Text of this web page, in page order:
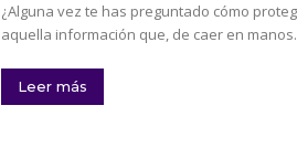
¿Alguna vez te has preguntado cómo
aquella información que, de caer en
Leer más